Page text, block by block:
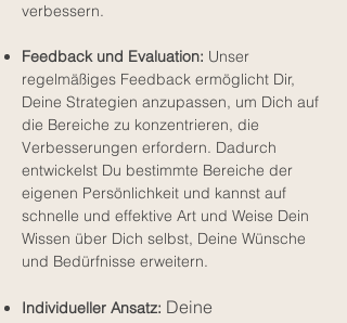
verbessern.
Feedback und Evaluation: Unser
regelmäßiges Feedback ermöglicht Dir,
Deine Strategien anzupassen, um Dich auf
die Bereiche zu konzentrieren, die
Verbesserungen erfordern. Dadurch
entwickelst Du bestimmte Bereiche der
eigenen Persönlichkeit und kannst auf
schnelle und effektive Art und Weise Dein
Wissen über Dich selbst, Deine Wünsche
und Bedürfnisse erweitern.
Individueller Ansatz: Deine